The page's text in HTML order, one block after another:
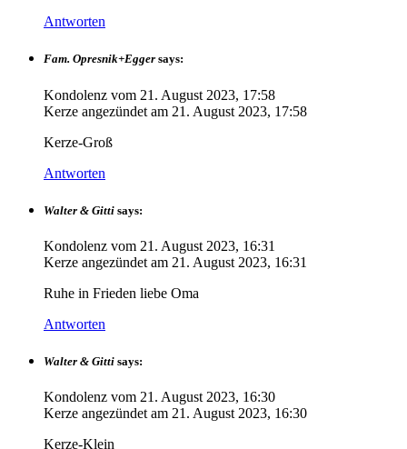
Antworten
Fam. Opresnik+Egger says:
Kondolenz vom 21. August 2023, 17:58
Kerze angezündet am 21. August 2023, 17:58
Kerze-Groß
Antworten
Walter & Gitti says:
Kondolenz vom 21. August 2023, 16:31
Kerze angezündet am 21. August 2023, 16:31
Ruhe in Frieden liebe Oma
Antworten
Walter & Gitti says:
Kondolenz vom 21. August 2023, 16:30
Kerze angezündet am 21. August 2023, 16:30
Kerze-Klein